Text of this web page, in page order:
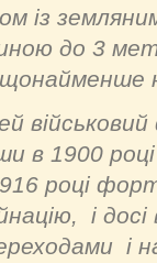
із
до 3
в 1900 році
році
і
і